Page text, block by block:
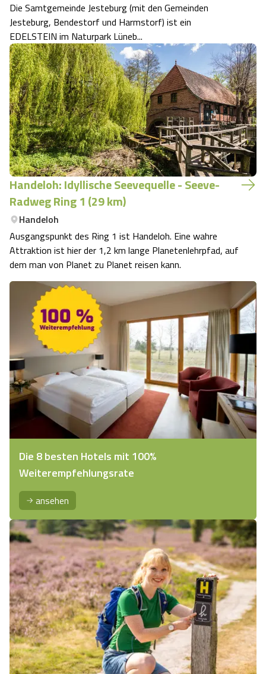
Die Samtgemeinde Jesteburg (mit den Gemeinden
Jesteburg, Bendestorf und Harmstorf) ist ein
EDELSTEIN im Naturpark Lüneb...
Handeloh: Idyllische Seevequelle - Seeve-
Radweg Ring 1 (29 km)
Handeloh
Ausgangspunkt des Ring 1 ist Handeloh. Eine wahre
Attraktion ist hier der 1,2 km lange Planetenlehrpfad, auf
dem man von Planet zu Planet reisen kann.
Die 8 besten Hotels mit 100%
Weiterempfehlungsrate
ansehen